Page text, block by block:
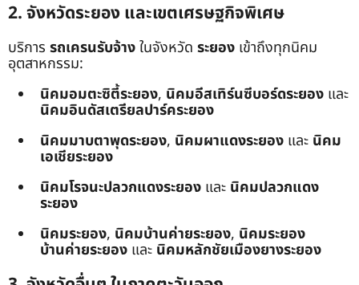
2. จังหวัดระยอง และเขตเศรษฐกิจพิเศษ
บริการ รถเครนรับจ้างในจังหวัด ระยอง เข้าถึงทุกนิคม
อุตสาหกรรม:
นิคมอมตะซิตี้ระยอง, นิคมอีสเทิร์นซีบอร์ดระยอง และ
นิคมอินดัสเตรียลปาร์คระยอง
นิคมมาบตาพุดระยอง, นิคมผาแดงระยอง และ นิคม
เอเชียระยอง
นิคมโรจนะปลวกแดงระยอง และ นิคมปลวกแดง
ระยอง
นิคมระยอง, นิคมบ้านค่ายระยอง, นิคมระยอง
บ้านค่ายระยอง และ นิคมหลักชัยเมืองยางระยอง